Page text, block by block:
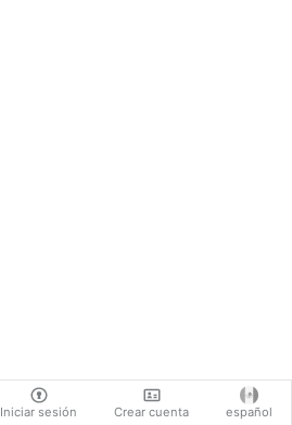
Iniciar sesión Crear cuenta español